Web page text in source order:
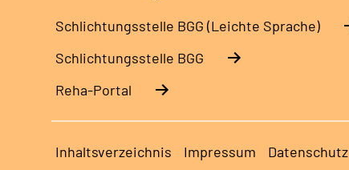
Schlich­tungs­stel­le BGG (Leichte Sprache)
Schlich­tungs­stel­le BGG
Reha-Portal
Inhaltsverzeichnis Impressum Datenschutz